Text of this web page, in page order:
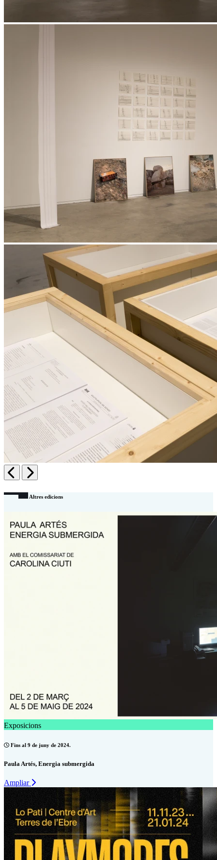
AnteriorSegüent
Altres edicions
Exposicions
Fins al 9 de juny de 2024.
Paula Artés, Energia submergida
Ampliar